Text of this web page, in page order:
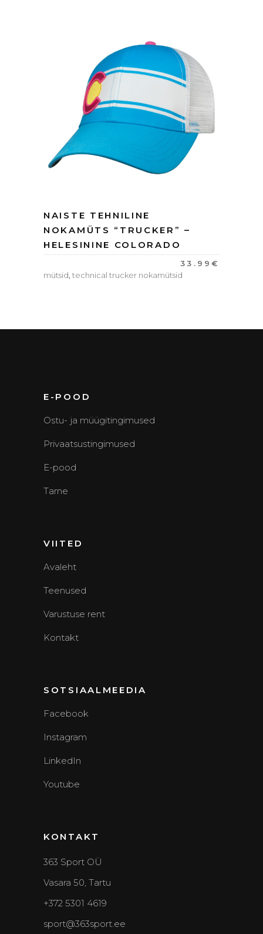
NAISTE TEHNILINE
NOKAMÜTS “TRUCKER” –
HELESININE COLORADO
33.99 €
mütsid technical trucker nokamütsid
E-POOD
Ostu- ja müügitingimused
Privaatsustingimused
E-pood
Tarne
VIITED
Avaleht
Teenused
Varustuse rent
Kontakt
SOTSIAALMEEDIA
Facebook
Instagram
LinkedIn
Youtube
KONTAKT
363 Sport OÜ
Vasara 50, Tartu
+372 5301 4619
sport@363sport.ee